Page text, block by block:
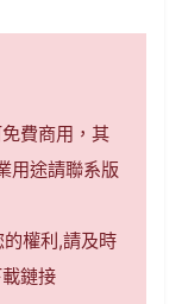
費商用，其
用途請聯系版
權利,請及時
鏈接